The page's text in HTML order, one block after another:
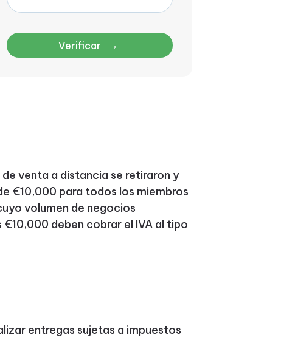
Verificar →
de venta a distancia se retiraron y
€10,000 para todos los miembros
volumen de negocios
deben cobrar el IVA al tipo
entregas sujetas a impuestos